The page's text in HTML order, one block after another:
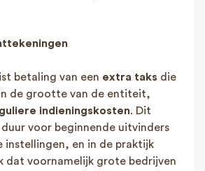
betaling van een extra taks die
de grootte van de entiteit,
indieningskosten​. Dit
voor beginnende uitvinders
instellingen, en in de praktijk
dat voornamelijk grote bedrijven